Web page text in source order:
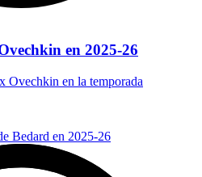
en 2025-26
Ovechkin en la temporada